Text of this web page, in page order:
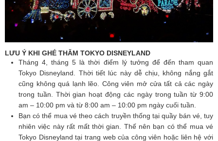
LƯU Ý KHI GHÉ THĂM TOKYO DISNEYLAND
Tháng 4, tháng 5 là thời điểm lý tưởng để đến tham quan
Tokyo Disneyland. Thời tiết lúc này dễ chịu, không nắng gắt
cũng không quá lạnh lẽo. Công viên mở cửa tất cả các ngày
trong tuần. Thời gian hoạt động các ngày trong tuần từ 9:00
am – 10:00 pm và từ 8:00 am – 10:00 pm ngày cuối tuần.
Bạn có thể mua vé theo cách truyền thống tại quầy bán vé, tuy
nhiên việc này rất mất thời gian. Thế nên bạn có thể mua vé
Tokyo Disneyland tại trang web của công viên hoặc liên hệ với